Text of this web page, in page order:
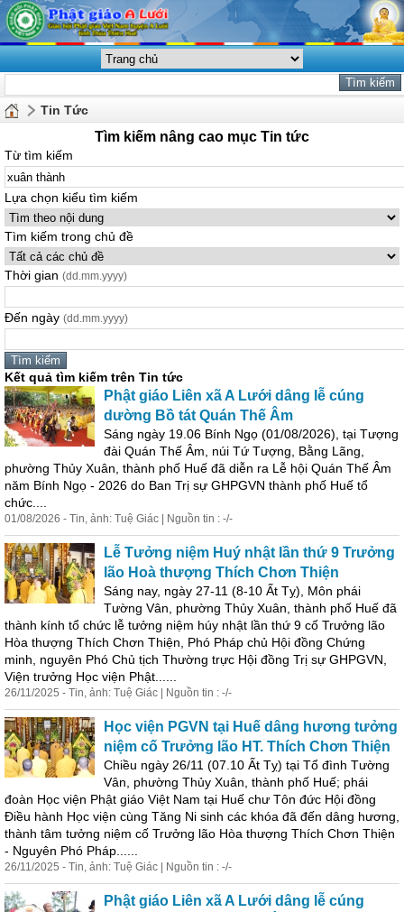
Tin Tức
Tìm kiếm nâng cao mục Tin tức
Từ tìm kiếm
Lựa chọn kiểu tìm kiếm
Tìm kiếm trong chủ đề
Thời gian (dd.mm.yyyy)
Đến ngày (dd.mm.yyyy)
Kết quả tìm kiếm trên Tin tức
Phật giáo Liên xã A Lưới dâng lễ cúng
dường Bồ tát Quán Thế Âm
Sáng ngày 19.06 Bính Ngọ (01/08/2026), tại Tượng
đài Quán Thế Âm, núi Tứ Tượng, Bằng Lãng,
phường Thủy Xuân thành phố Huế đã diễn ra Lễ hội Quán Thế Âm
năm Bính Ngọ - 2026 do Ban Trị sự GHPGVN thành phố Huế tổ
chức....
01/08/2026 - Tin, ảnh: Tuệ Giác | Nguồn tin : -/-
Lễ Tưởng niệm Huý nhật lần thứ 9 Trưởng
lão Hoà thượng Thích Chơn Thiện
Sáng nay, ngày 27-11 (8-10 Ất Tỵ), Môn phái
Tường Vân, phường Thủy Xuân thành phố Huế đã
thành kính tổ chức lễ tưởng niệm húy nhật lần thứ 9 cố Trưởng lão
Hòa thượng Thích Chơn Thiện, Phó Pháp chủ Hội đồng Chứng
minh, nguyên Phó Chủ tịch Thường trực Hội đồng Trị sự GHPGVN,
Viện trưởng Học viện Phật......
26/11/2025 - Tin, ảnh: Tuệ Giác | Nguồn tin : -/-
Học viện PGVN tại Huế dâng hương tưởng
niệm cố Trưởng lão HT. Thích Chơn Thiện
Chiều ngày 26/11 (07.10 Ất Tỵ) tại Tổ đình Tường
Vân, phường Thủy Xuân thành phố Huế; phái
đoàn Học viện Phật giáo Việt Nam tại Huế chư Tôn đức Hội đồng
Điều hành Học viện cùng Tăng Ni sinh các khóa đã đến dâng hương,
thành tâm tưởng niệm cố Trưởng lão Hòa thượng Thích Chơn Thiện
- Nguyên Phó Pháp......
26/11/2025 - Tin, ảnh: Tuệ Giác | Nguồn tin : -/-
Phật giáo Liên xã A Lưới dâng lễ cúng